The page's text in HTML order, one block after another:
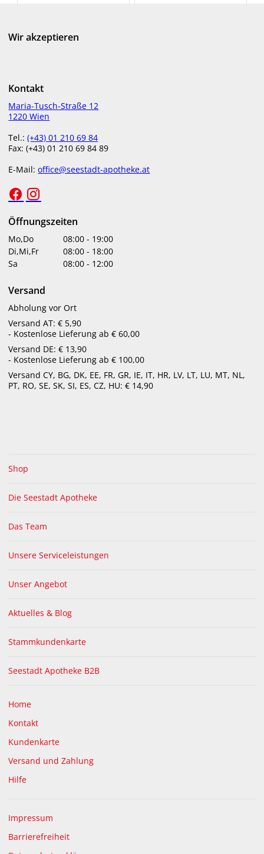
+ 11 Bonuspunkte
Lamisil Creme 15 g
€11,20
nicht lagernd
€26,90
Omni-Biotic Reise
Probiotikum 5g Beutel
ab€ 23,95
Augentropfen
€15,45
%
+ 41 Bonuspunkte
Omni-Biotic 6 Pulver
bestellbar
Wir akzeptieren
Kontakt
Maria-Tusch-Straße 12
1220 Wien
Tel.:(+43) 01 210 69 84
Fax: (+43) 01 210 69 84 89
E-Mail:office@seestadt-apotheke.at
Öffnungszeiten
Mo,Do 08:00 - 19:00
Di,Mi,Fr
08:00 - 18:00
Sa
08:00 - 12:00
Versand
Abholung vor Ort
Versand AT: € 5,90
- Kostenlose Lieferung ab € 60,00
Versand DE: € 13,90
- Kostenlose Lieferung ab € 100,00
Versand CY, BG, DK, EE, FR, GR, IE, IT, HR, LV, LT, LU, MT, NL,
PT, RO, SE, SK, SI, ES, CZ, HU: € 14,90
Shop
Die Seestadt Apotheke
Das Team
Unsere Serviceleistungen
Unser Angebot
Aktuelles & Blog
Stammkundenkarte
Seestadt Apotheke B2B
Home
Kontakt
Kundenkarte
Versand und Zahlung
Hilfe
Impressum
Barrierefreiheit